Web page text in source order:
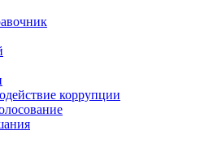
коррупции